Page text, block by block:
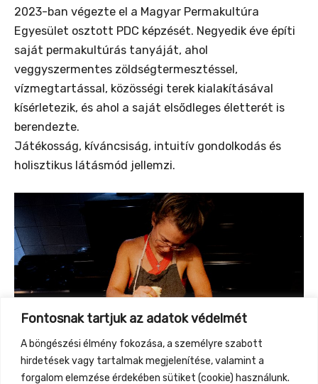
Fontosnak tartjuk az adatok védelmét
A böngészési élmény fokozása, a személyre szabott
hirdetések vagy tartalmak megjelenítése, valamint a
forgalom elemzése érdekében sütiket (cookie) használunk.
2023-ban végezte el a Magyar Permakultúra
Egyesület osztott PDC képzését. Negyedik éve építi
saját permakultúrás tanyáját, ahol
veggyszermentes zöldségtermesztéssel,
vízmegtartással, közösségi terek kialakításával
kísérletezik, és ahol a saját elsődleges életterét is
berendezte.
Játékosság, kíváncsiság, intuitív gondolkodás és
holisztikus látásmód jellemzi.